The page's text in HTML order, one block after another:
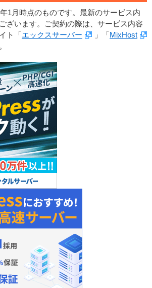
1月時点のものです。最新のサービス内
ざいます。ご契約の際は、サービス内容
ト「エックスサーバー 」「MixHost